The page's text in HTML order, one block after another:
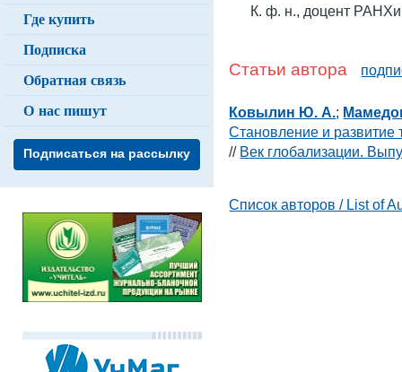
К. ф. н., доцент
Статьи автора
Ковылин Ю. А.;
Становление и
// Век глобализации.
Список авторов / List of
Где купить
Подписка
Обратная связь
О нас пишут
Подписаться на рассылку